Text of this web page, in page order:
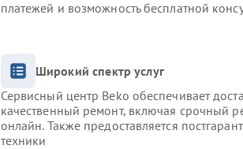
платежей и возможность бесплатной
Широкий спектр услуг
Сервисный центр Beko обеспечивает
качественный ремонт, включая срочный
онлайн. Также предоставляется
техники